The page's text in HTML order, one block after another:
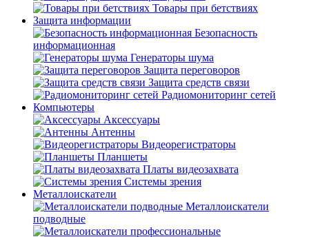
Товары при бетствиях
Защита информации
Безопасность
информационная
Генераторы шума
Защита переговоров
Защита средств связи
Радиомониторинг сетей
Компьютеры
Аксессуары
Антенны
Видеорегистраторы
Планшеты
Платы видеозахвата
Системы зрения
Металлоискатели
Металлоискатели
подводные